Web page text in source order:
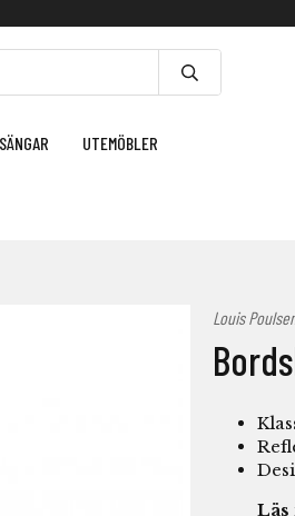
SÄNGAR UTEMÖBLER
Louis
Läs